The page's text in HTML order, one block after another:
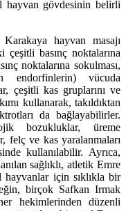
hayvan gövdesinin belirli
hayvan masajı
çeşitli basınç noktalarına
noktalarına sokulması,
endorfinlerin) vücuda
çeşitli kas gruplarını ve
kullanarak, takıldıktan
da bağlayabilirler.
bozukluklar, üreme
felç ve kas yaralanmaları
kullanılabilir. Ayrıca,
sağlıklı, atletik Emre
hayvanlar için sıklıkla bir
birçok Safkan Irmak
hekimlerinden düzenli